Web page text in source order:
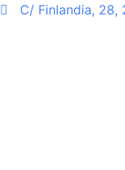
Ir
C/ Finlandia, 28,